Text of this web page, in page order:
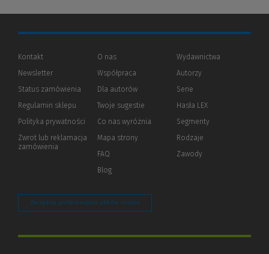
Kontakt
Newsletter
Status zamówienia
Regulamin sklepu
Polityka prywatności (Nowe
(Link
innej
Zwrot lub reklamacja
zamówienia
O nas
Współpraca
Dla autorów(Nowe
(Link
innej
strony)
Twoje sugestie
Co nas wyróżnia
Mapa strony
FAQ
Blog
Wydawnictwa
Autorzy
Serie
Hasła LEX
Segmenty
Rodzaje
Zawody
Zarządzaj preferencjami plików cookie